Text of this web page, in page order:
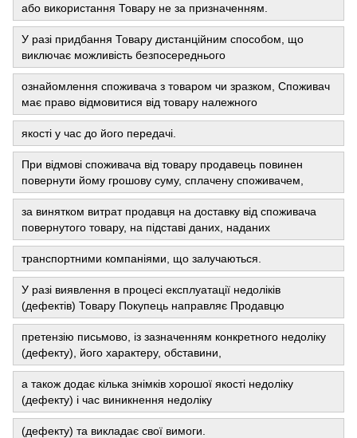
або використання Товару не за призначенням.
У разі придбання Товару дистанційним способом, що
виключає можливість безпосереднього
ознайомлення споживача з товаром чи зразком, Споживач
має право відмовитися від товару належного
якості у час до його передачі.
При відмові споживача від товару продавець повинен
повернути йому грошову суму, сплачену споживачем,
за винятком витрат продавця на доставку від споживача
повернутого товару, на підставі даних, наданих
транспортними компаніями, що залучаються.
У разі виявлення в процесі експлуатації недоліків
(дефектів) Товару Покупець направляє Продавцю
претензію письмово, із зазначенням конкретного недоліку
(дефекту), його характеру, обставини,
а також додає кілька знімків хорошої якості недоліку
(дефекту) і час виникнення недоліку
(дефекту) та викладає свої вимоги.